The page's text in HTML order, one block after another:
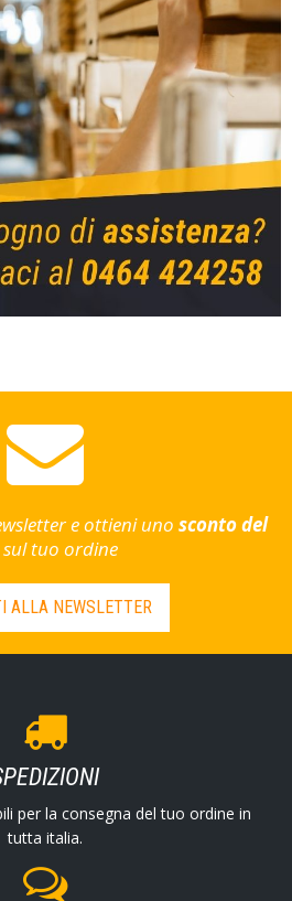
e ottieni uno sconto del
sul tuo ordine
ALLA NEWSLETTER
per la consegna del tuo ordine in
tutta italia.